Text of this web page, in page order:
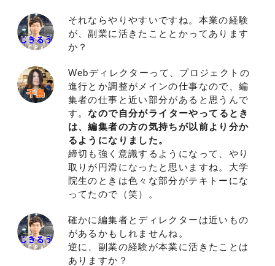
それならやりやすいですね。本業の経験
が、副業に活きたこととかってあります
か？
Webディレクターって、プロジェクトの
進行とか調整がメインの仕事なので、編
集者の仕事と近い部分があると思うんで
す。なので自分がライターやってるとき
は、編集者の方の気持ちが以前より分か
るようになりました。
締切も強く意識するようになって、やり
取りが円滑になったと思いますね。大学
院生のときは色々な部分がテキトーにな
ってたので（笑）。
確かに編集者とディレクターは近いもの
があるかもしれませんね。
逆に、副業の経験が本業に活きたことは
ありますか？